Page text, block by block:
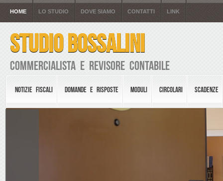
HOME LO STUDIO DOVE SIAMO CONTATTI LINK
STUDIO BOSSALINI
Commercialista e Revisore Contabile
NOTIZIE FISCALI DOMANDE E RISPOSTE MODULI CIRCOLARI SCADENZE